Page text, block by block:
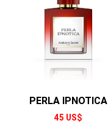
PERLA IPNOTICA
45 US$